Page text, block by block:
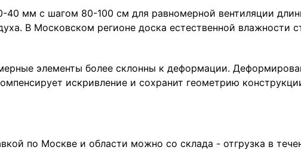
40 мм с шагом 80-100 см для равномерной вентиляции
В Московском регионе доска естественной влажности
элементы более склонны к деформации.
искривление и сохранит геометрию
по Москве и области можно со склада - отгрузка в